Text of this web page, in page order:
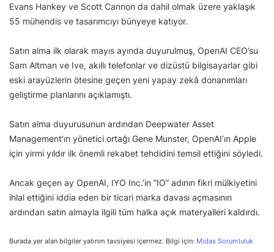
Evans Hankey ve Scott Cannon da dahil olmak üzere yaklaşık
55 mühendis ve tasarımcıyı bünyeye katıyor.
Satın alma ilk olarak mayıs ayında duyurulmuş, OpenAI CEO’su
Sam Altman ve Ive, akıllı telefonlar ve dizüstü bilgisayarlar gibi
eski arayüzlerin ötesine geçen yeni yapay zekâ donanımları
geliştirme planlarını açıklamıştı.
Satın alma duyurusunun ardından Deepwater Asset
Management’ın yönetici ortağı Gene Munster, OpenAI’ın Apple
için yirmi yıldır ilk önemli rekabet tehdidini temsil ettiğini söyledi.
Ancak geçen ay OpenAI, IYO Inc.’in “IO” adının fikri mülkiyetini
ihlal ettiğini iddia eden bir ticari marka davası açmasının
ardından satın almayla ilgili tüm halka açık materyalleri kaldırdı.
Burada yer alan bilgiler yatırım tavsiyesi içermez. Bilgi için: Midas Sorumluluk